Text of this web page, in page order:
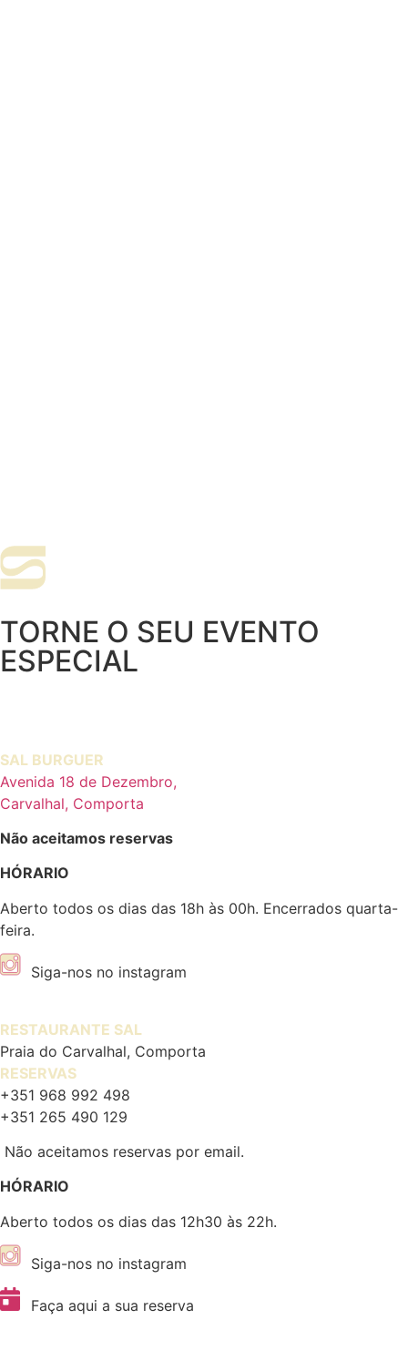
TORNE O SEU EVENTO
ESPECIAL
SAL BURGUER
Avenida 18 de Dezembro,
Carvalhal, Comporta
Não aceitamos reservas
HÓRARIO
Aberto todos os dias das 18h às 00h. Encerrados quarta-
feira.
Siga-nos no instagram
RESTAURANTE SAL
Praia do Carvalhal, Comporta
RESERVAS
+351 968 992 498
+351 265 490 129
Não aceitamos reservas por email.
HÓRARIO
Aberto todos os dias das 12h30 às 22h.
Siga-nos no instagram
Faça aqui a sua reserva